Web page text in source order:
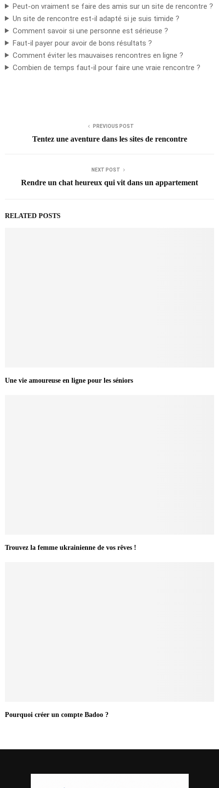
Peut-on vraiment se faire des amis sur un site de rencontre ?
Un site de rencontre est-il adapté si je suis timide ?
Comment savoir si une personne est sérieuse ?
Faut-il payer pour avoir de bons résultats ?
Comment éviter les mauvaises rencontres en ligne ?
Combien de temps faut-il pour faire une vraie rencontre ?
PREVIOUS POST
Tentez une aventure dans les sites de rencontre
NEXT POST
Rendre un chat heureux qui vit dans un appartement
RELATED POSTS
Une vie amoureuse en ligne pour les séniors
Trouvez la femme ukrainienne de vos rêves !
Pourquoi créer un compte Badoo ?